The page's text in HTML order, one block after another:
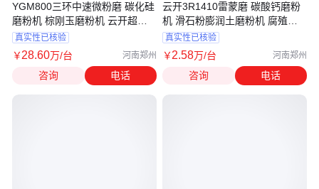
YGM800三环中速微粉磨 碳化硅
磨粉机 棕刚玉磨粉机 云开超细
微粉磨粉机
真实性已核验
￥28.60万/台 河南郑州
咨询 电话
云开3R1410雷蒙磨 碳酸钙磨粉
机 滑石粉膨润土磨粉机 腐殖酸
雷蒙机
真实性已核验
￥2.58万/台 河南郑州
咨询 电话